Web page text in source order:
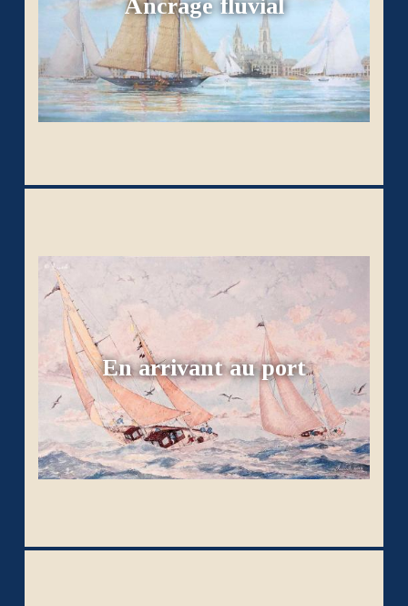
Ancrage fluvial
En arrivant au port